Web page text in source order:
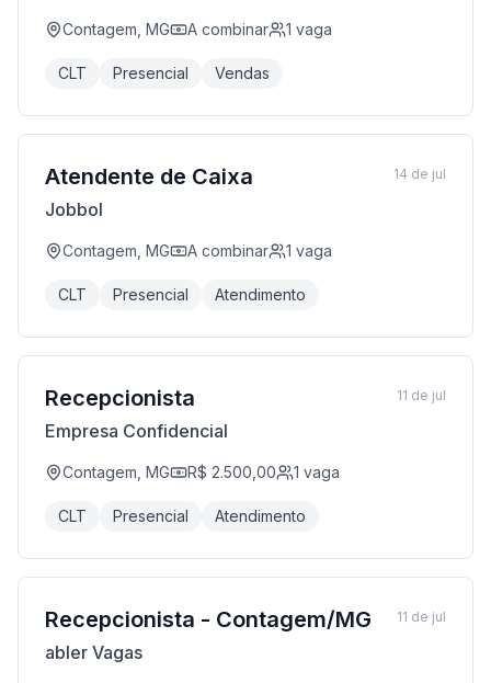
Contagem, MG A combinar 1 vaga
CLT Presencial Vendas
Atendente de Caixa
Jobbol
Contagem, MG A combinar 1 vaga
CLT Presencial Atendimento
14 de jul
Recepcionista
Empresa Confidencial
Contagem, MG R$ 2.500,00 1 vaga
CLT Presencial Atendimento
11 de jul
Recepcionista - Contagem/MG
abler Vagas
11 de jul